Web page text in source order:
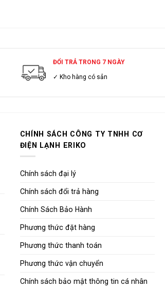
ĐỔI TRẢ TRONG 7 NGÀY
✓ Kho hàng có sẳn
CHÍNH SÁCH CÔNG TY TNHH CƠ
ĐIỆN LẠNH ERIKO
Chính sách đại lý
Chính sách đổi trả hàng
Chính Sách Bảo Hành
Phương thức đặt hàng
Phương thức thanh toán
Phương thức vận chuyển
Chính sách bảo mật thông tin cá nhân